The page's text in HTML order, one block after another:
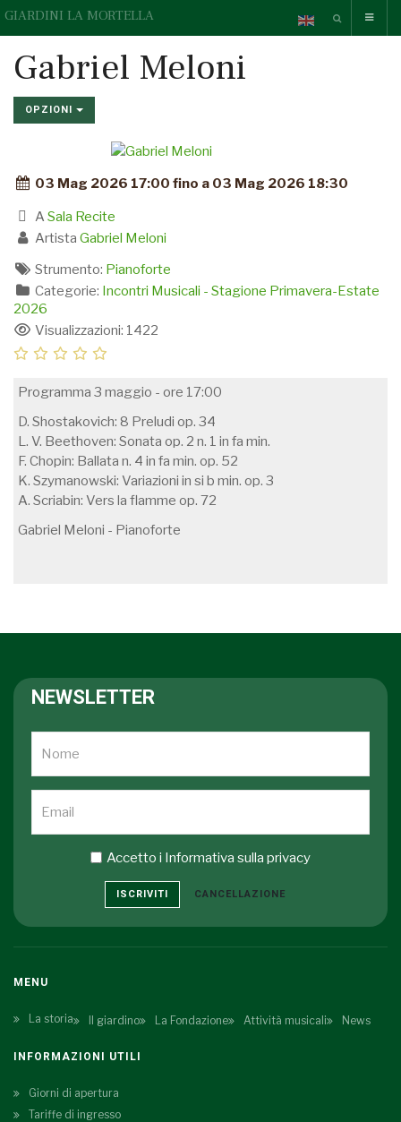
GIARDINI LA MORTELLA
Gabriel Meloni
OPZIONI
03 Mag 2026 17:00 fino a 03 Mag 2026 18:30
A Sala Recite
Artista Gabriel Meloni
Strumento: Pianoforte
Categorie: Incontri Musicali - Stagione Primavera-Estate
2026
Visualizzazioni: 1422
Programma 3 maggio - ore 17:00
D. Shostakovich: 8 Preludi op. 34
L. V. Beethoven: Sonata op. 2 n. 1 in fa min.
F. Chopin: Ballata n. 4 in fa min. op. 52
K. Szymanowski: Variazioni in si b min. op. 3
A. Scriabin: Vers la flamme op. 72
Gabriel Meloni - Pianoforte
NEWSLETTER
Accetto i Informativa sulla privacy
ISCRIVITI CANCELLAZIONE
MENU
La storia Il giardino La Fondazione Attività musicali News
INFORMAZIONI UTILI
Giorni di apertura
Tariffe di ingresso